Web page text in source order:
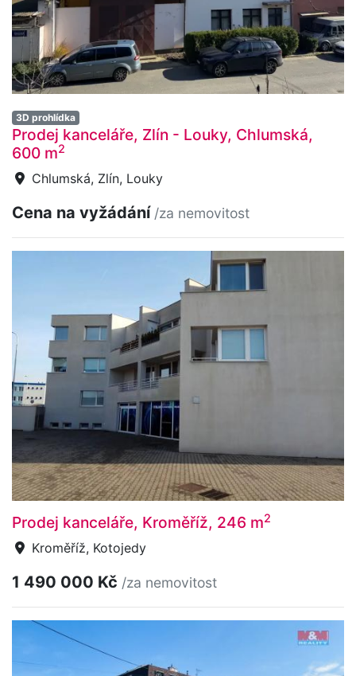
3D prohlídka
Prodej kanceláře, Zlín - Louky, Chlumská,
600 m2
Chlumská, Zlín, Louky
Cena na vyžádání /za nemovitost
Prodej kanceláře, Kroměříž, 246 m2
Kroměříž, Kotojedy
1 490 000 Kč /za nemovitost